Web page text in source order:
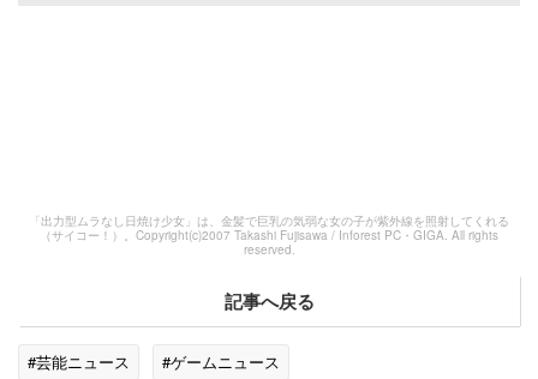
「出力型ムラなし日焼け少女」は、金髪で巨乳の気弱な女の子が紫外線を照射してくれる
（サイコー！）。Copyright(c)2007 Takashi Fujisawa / Inforest PC・GIGA. All rights
reserved.
記事へ戻る
#芸能ニュース #ゲームニュース